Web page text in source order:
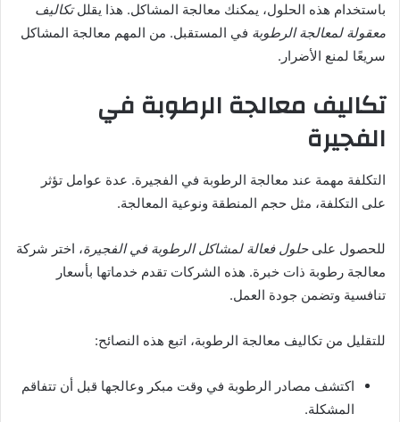
باستخدام هذه الحلول، يمكنك معالجة المشاكل. هذا يقللتكاليف
معقولة لمعالجة الرطوبة في المستقبل. من المهم معالجة المشاكل
سريعًا لمنع الأضرار.
تكاليف معالجة الرطوبة في
الفجيرة
التكلفة مهمة عند معالجة الرطوبة في الفجيرة. عدة عوامل تؤثر
على التكلفة، مثل حجم المنطقة ونوعية المعالجة.
للحصول علىحلول فعالة لمشاكل الرطوبة في الفجيرة، اختر شركة
معالجة رطوبة ذات خبرة. هذه الشركات تقدم خدماتها بأسعار
تنافسية وتضمن جودة العمل.
للتقليل من تكاليف معالجة الرطوبة، اتبع هذه النصائح:
اكتشف مصادر الرطوبة في وقت مبكر وعالجها قبل أن تتفاقم
المشكلة.